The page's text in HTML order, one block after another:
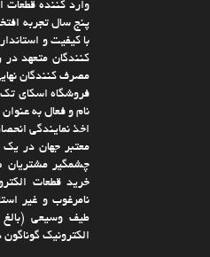
وارد كننده قطعات
پنج سال تجربه
با كیفیت و
كنندگان متعهد در
مصرف كنندگان
فروشگاه اسکای
نام و فعال به
اخذ نمایندگی
معتبر جهان در
چشمگیر مشتریان
خرید قطعات
نامرغوب و غیر
الکترونیک